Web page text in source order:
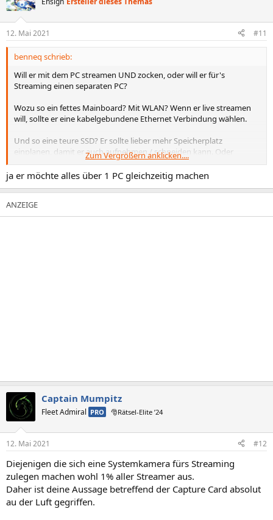
12. Mai 2021 #11
benneq schrieb:
Will er mit dem PC streamen UND zocken, oder will er für's
Streaming einen separaten PC?
Wozu so ein fettes Mainboard? Mit WLAN? Wenn er live streamen
will, sollte er eine kabelgebundene Ethernet Verbindung wählen.
Und so eine teure SSD? Er sollte lieber mehr Speicherplatz
einplanen, damit er auch aufnehmen / schneiden kann. Oder
zumindest dafür eine extra HDD haben.
Zum Vergrößern anklicken....
ja er möchte alles über 1 PC gleichzeitig machen
Captain Mumpitz
Fleet Admiral PRO 🎅Rätsel-Elite ’24
12. Mai 2021 #12
Diejenigen die sich eine Systemkamera fürs Streaming
zulegen machen wohl 1% aller Streamer aus.
Daher ist deine Aussage betreffend der Capture Card absolut
au der Luft gegriffen.